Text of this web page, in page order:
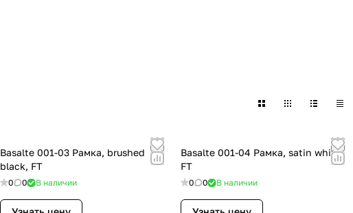
Basalte 001-03 Рамка, brushed
black, FT
0 0 В наличии
Basalte 001-04 Рамка, satin white,
FT
0 0 В наличии